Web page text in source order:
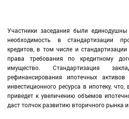
Участники заседания были
необходимость в стандартизации
кредитов, в том числе и
права требования по кредитному
имущество. Стандартизация
рефинансирования ипотечных
инвестиционного ресурса в ипотеку,
приведет к увеличению объемов
даст толчок развитию вторичного рынка